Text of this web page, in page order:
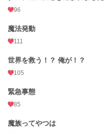
週間ポイント
月間ポイント
年間ポイント
累計ポイント 172,182 pt (21,977 位)
96
魔法発動
111
世界を救う！？ 俺が！？
105
緊急事態
85
魔族ってやつは